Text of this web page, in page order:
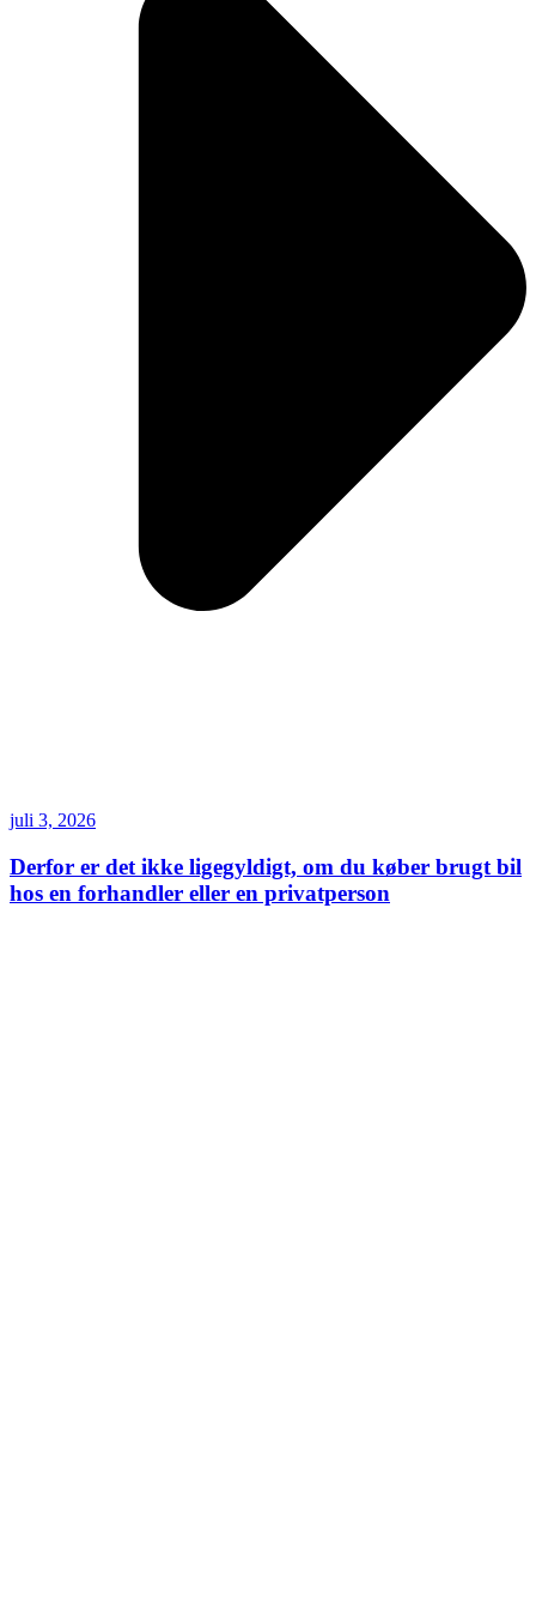
juli 3, 2026
Derfor er det ikke ligegyldigt, om du køber brugt bil
hos en forhandler eller en privatperson